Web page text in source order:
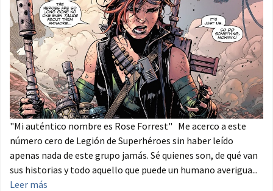
"Mi auténtico nombre es Rose Forrest" Me acerco a este
número cero de Legión de Superhéroes sin haber leído
apenas nada de este grupo jamás. Sé quienes son, de qué van
sus historias y todo aquello que puede un humano averigua...
Leer más